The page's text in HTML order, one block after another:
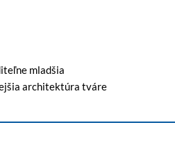
mladšia
architektúra tváre